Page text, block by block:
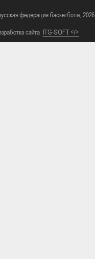
федерация баскетбола, 2026
сайта ITG-SOFT </>